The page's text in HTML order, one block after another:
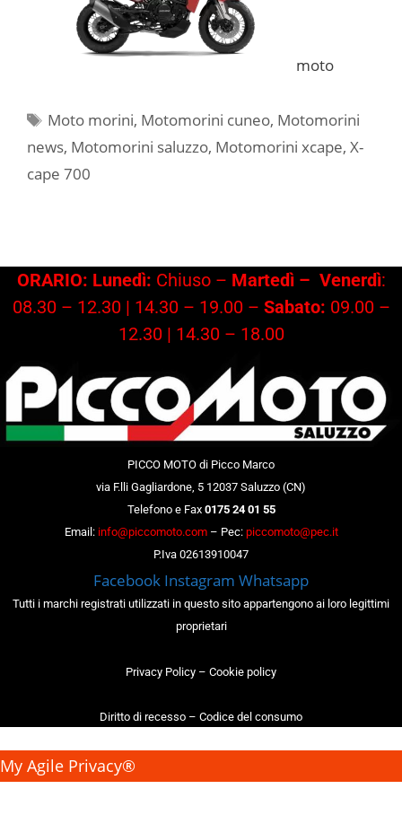
moto
Tag
Moto morini, Motomorini cuneo, Motomorini
news, Motomorini saluzzo, Motomorini xcape, X-
cape 700
ORARIO: Lunedì: Chiuso – Martedì – Venerdì:
08.30 – 12.30 | 14.30 – 19.00 – Sabato: 09.00 –
12.30 | 14.30 – 18.00
PICCO MOTO di Picco Marco
via F.lli Gagliardone, 5 12037 Saluzzo (CN)
Telefono e Fax 0175 24 01 55
Email: info@piccomoto.com– Pec: piccomoto@pec.it
P.Iva 02613910047
Facebook Instagram Whatsapp
Tutti i marchi registrati utilizzati in questo sito appartengono ai loro legittimi
proprietari
Privacy Policy – Cookie policy
Diritto di recesso – Codice del consumo
My Agile Privacy®